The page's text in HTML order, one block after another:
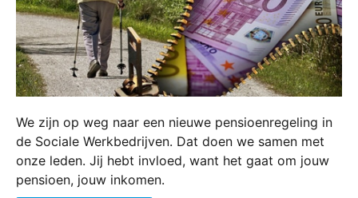
We zijn op weg naar een nieuwe pensioenregeling in
de Sociale Werkbedrijven. Dat doen we samen met
onze leden. Jij hebt invloed, want het gaat om jouw
pensioen, jouw inkomen.